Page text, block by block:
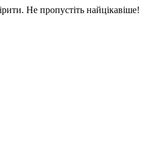
Не пропустіть найцікавіше!